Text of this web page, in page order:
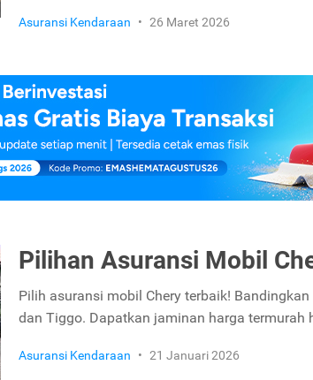
Asuransi Kendaraan • 26 Maret 2026
Pilihan Asuransi Mobil
Pilih asuransi mobil Chery terbaik!
dan Tiggo. Dapatkan jaminan harga termurah
Asuransi Kendaraan • 21 Januari 2026